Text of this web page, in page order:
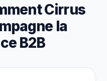
Cirrus
la
B2B